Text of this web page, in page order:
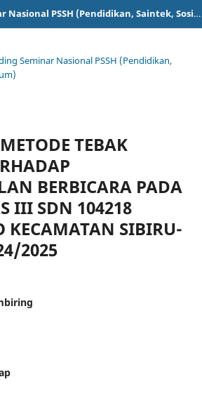
Prosiding Seminar Nasional PSSH (Pendidikan, Saintek, Sosial dan Hukum)
Seminar Nasional PSSH (Pendidikan,
TEBAK
BERBICARA PADA
III SDN 104218
KECAMATAN SIBIRU-
2025